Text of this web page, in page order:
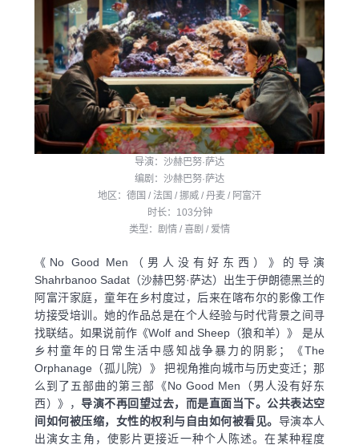
导演：沙赫巴努·萨达
编剧：沙赫巴努·萨达
地区：德国 / 法国 / 挪威 / 丹麦 / 阿富汗
时长：103分钟
类型：剧情 / 喜剧 / 爱情
《No Good Men（男人没有好东西）》的导演
Shahrbanoo Sadat（沙赫巴努·萨达）出生于伊朗德黑兰的
阿富汗家庭，童年在乡村度过，后来在喀布尔的影像工作
坊接受培训。她的作品总是在个人经验与时代背景之间寻
找联结。如果说前作《Wolf and Sheep（狼和羊）》 是从
乡村童年的日常生活中感知战争暴力的阴影；《The
Orphanage（孤儿院）》 把视角推向城市与历史变迁；那
么到了五部曲的第三部《No Good Men（男人没有好东
西）》， 导演不再回望过去，而是直面当下。公共表达空
间如何被压缩，女性的权利与自由如何被看见。 导演本人
出演女主角，使影片更接近一种个人陈述。在某种程度